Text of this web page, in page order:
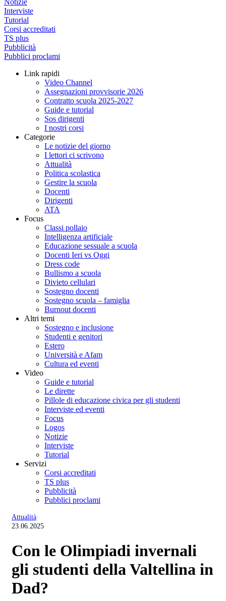
Notizie
Interviste
Tutorial
Corsi accreditati
TS plus
Pubblicità
Pubblici proclami
Link rapidi
Video Channel
Assegnazioni provvisorie 2026
Contratto scuola 2025-2027
Guide e tutorial
Sos dirigenti
I nostri corsi
Categorie
Le notizie del giorno
I lettori ci scrivono
Attualità
Politica scolastica
Gestire la scuola
Docenti
Dirigenti
ATA
Focus
Classi pollaio
Intelligenza artificiale
Educazione sessuale a scuola
Docenti Ieri vs Oggi
Dress code
Bullismo a scuola
Divieto cellulari
Sostegno docenti
Sostegno scuola – famiglia
Burnout docenti
Altri temi
Sostegno e inclusione
Studenti e genitori
Estero
Università e Afam
Cultura ed eventi
Video
Guide e tutorial
Le dirette
Pillole di educazione civica per gli studenti
Interviste ed eventi
Focus
Logos
Notizie
Interviste
Tutorial
Servizi
Corsi accreditati
TS plus
Pubblicità
Pubblici proclami
Attualità
23.06.2025
Con le Olimpiadi invernali
gli studenti della Valtellina in
Dad?